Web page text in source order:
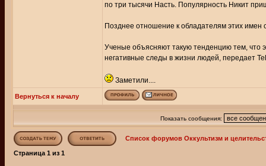
по три тысячи Насть. Популярность Никит
Позднее отношение к обладателям этих имен
Ученые объясняют такую тенденцию тем, что
негативные следы в жизни людей, передает
Заметили....
Вернуться к началу
Показать сообщения:
Список форумов Оккультизм и
Страница 1 из 1